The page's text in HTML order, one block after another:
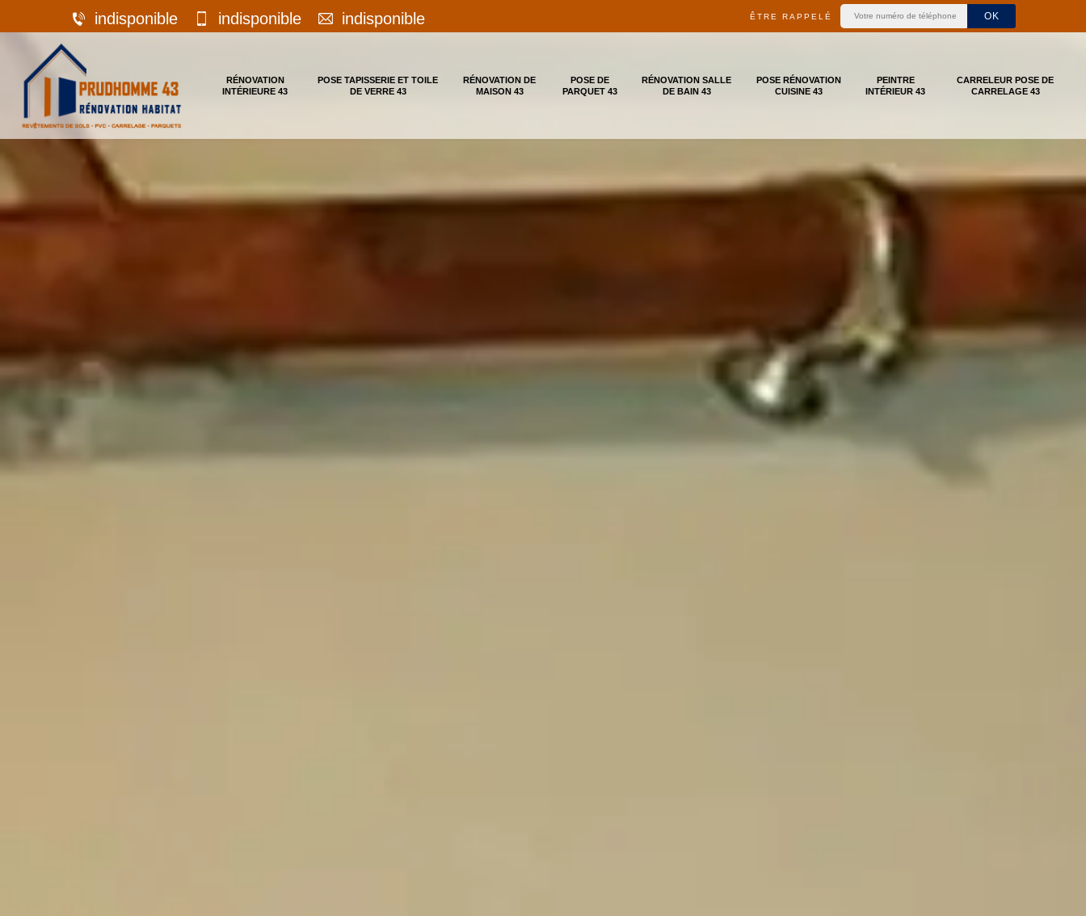
indisponible indisponible indisponible ÊTRE RAPPELÉ
RÉNOVATION
INTÉRIEURE 43
POSE TAPISSERIE ET TOILE
DE VERRE 43
RÉNOVATION DE
MAISON 43
POSE DE
PARQUET 43
RÉNOVATION SALLE
DE BAIN 43
POSE RÉNOVATION
CUISINE 43
PEINTRE
INTÉRIEUR 43
CARRELEUR POSE DE
CARRELAGE 43